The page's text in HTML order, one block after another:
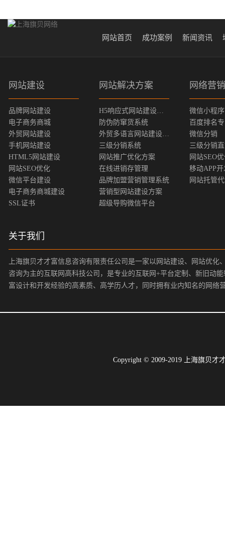
网站首页 成功案例 新闻资讯
网站建设
品牌网站建设
电子商务商城
外贸网站建设
手机网站建设
HTML5网站建设
网站SEO优化
微信平台建设
电子商务商城建设
SSL证书
网站解决方案
防伪防窜货系统
三级分销系统
网站推广优化方案
在线进销存管理
品牌加盟营销管理系统
营销型网站建设方案
超级导购微信平台
网络营销
微信小程序
百度排名
微信分销
三级分销
网站SEO
移动APP开
网站托管
关于我们
上海旗贝才才富信息咨询有限责任公司是一家以网站建设、网站优
咨询为主的互联网高科技公司，是专业的互联网+平台定制、新旧动
富设计和开发经验的高素质、高学历人才，同时拥有业内知名的网络
Copyright © 2009-2019 上海旗贝